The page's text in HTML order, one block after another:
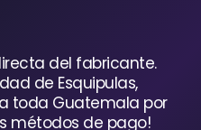
del fabricante.
de Esquipulas,
toda Guatemala por
métodos de pago!